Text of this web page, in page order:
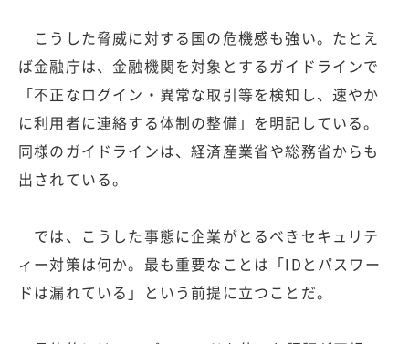
こうした脅威に対する国の危機感も強い。たとえ
ば金融庁は、金融機関を対象とするガイドラインで
「不正なログイン・異常な取引等を検知し、速やか
に利用者に連絡する体制の整備」を明記している。
同様のガイドラインは、経済産業省や総務省からも
出されている。
では、こうした事態に企業がとるべきセキュリテ
ィー対策は何か。最も重要なことは「IDとパスワー
ドは漏れている」という前提に立つことだ。